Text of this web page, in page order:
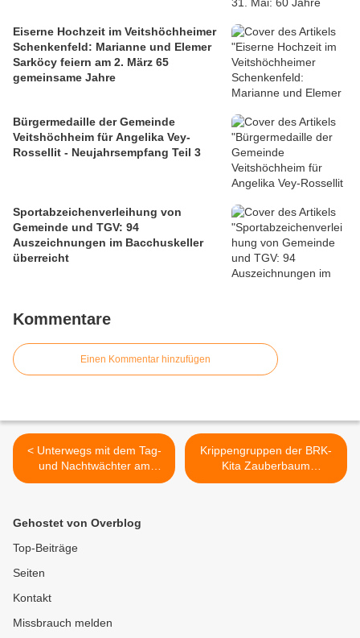
Eiserne Hochzeit im Veitshöchheimer
Schenkenfeld: Marianne und Elemer
Sarköcy feiern am 2. März 65
gemeinsame Jahre
Bürgermedaille der Gemeinde
Veitshöchheim für Angelika Vey-
Rossellit - Neujahrsempfang Teil 3
Sportabzeichenverleihung von
Gemeinde und TGV: 94
Auszeichnungen im Bacchuskeller
überreicht
Kommentare
Einen Kommentar hinzufügen
< Unterwegs mit dem Tag-
und Nachtwächter am
13.09.2025 in
Krippengruppen der BRK-
Kita Zauberbaum
besuchten EU-Mittelpunkt >
Gehostet von Overblog
Top-Beiträge
Seiten
Kontakt
Missbrauch melden